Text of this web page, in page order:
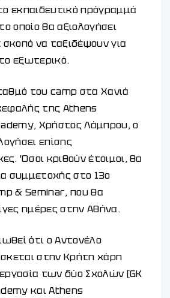
εκπαιδευτικό πρόγραμμά
οποίο θα αξιολογήσει
να ταξιδέψουν για
εξωτερικό.
του camp στα Χανιά
της Athens
Χρήστος Λάμπρου, ο
επίσης
Όσοι κριθούν έτοιμοι, θα
συμμετοχής στο 13ο
& Seminar, που θα
ημέρες στην Αθήνα.
ότι ο Αντονέλο
στην Κρήτη χάρη
των δύο Σχολών (GK
και Athens